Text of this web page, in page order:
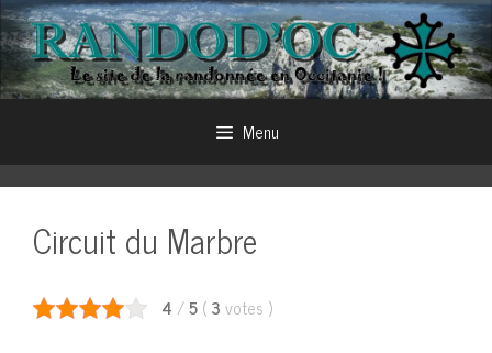
Aller
au
contenu
Menu
Circuit du Marbre
4 /5 ( 3 votes )